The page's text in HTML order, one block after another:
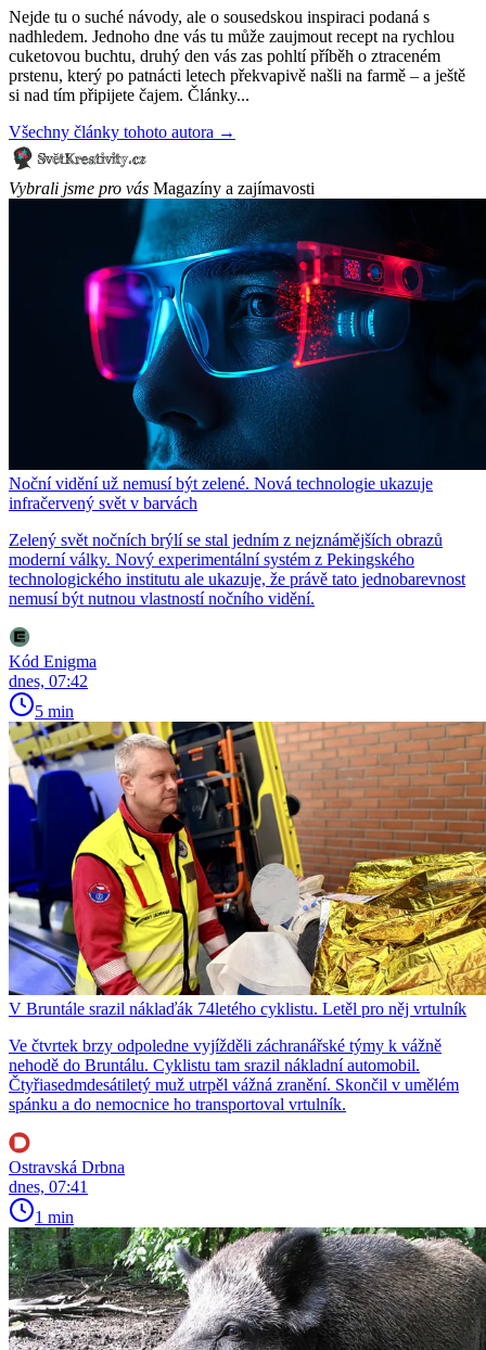
Nejde tu o suché návody, ale o sousedskou inspiraci podaná s
nadhledem. Jednoho dne vás tu může zaujmout recept na rychlou
cuketovou buchtu, druhý den vás zas pohltí příběh o ztraceném
prstenu, který po patnácti letech překvapivě našli na farmě – a ještě
si nad tím připijete čajem. Články...
Všechny články tohoto autora →
Vybrali jsme pro vás Magazíny a zajímavosti
Noční vidění už nemusí být zelené. Nová technologie ukazuje
infračervený svět v barvách
Zelený svět nočních brýlí se stal jedním z nejznámějších obrazů
moderní války. Nový experimentální systém z Pekingského
technologického institutu ale ukazuje, že právě tato jednobarevnost
nemusí být nutnou vlastností nočního vidění.
Kód Enigma
dnes, 07:42
5 min
V Bruntále srazil náklaďák 74letého cyklistu. Letěl pro něj vrtulník
Ve čtvrtek brzy odpoledne vyjížděli záchranářské týmy k vážně
nehodě do Bruntálu. Cyklistu tam srazil nákladní automobil.
Čtyřiasedmdesátiletý muž utrpěl vážná zranění. Skončil v umělém
spánku a do nemocnice ho transportoval vrtulník.
Ostravská Drbna
dnes, 07:41
1 min